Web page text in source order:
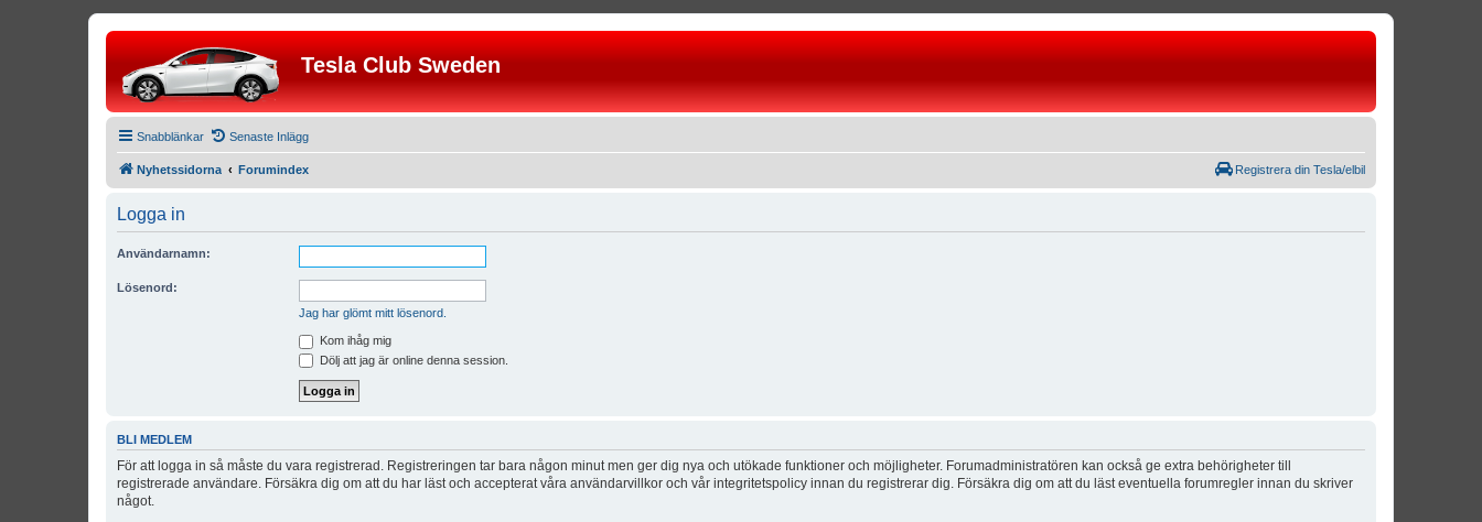
Tesla Club Sweden
Snabblänkar Senaste Inlägg
Nyhetssidorna Forumindex Registrera din Tesla/elbil
Logga in
Användarnamn:
Lösenord:
Jag har glömt mitt lösenord.
Kom ihåg mig
Dölj att jag är online denna session.
BLI MEDLEM
För att logga in så måste du vara registrerad. Registreringen tar bara någon minut men ger dig nya och utökade funktioner och möjligheter. Forumadministratören kan också ge extra behörigheter till
registrerade användare. Försäkra dig om att du har läst och accepterat våra användarvillkor och vår integritetspolicy innan du registrerar dig. Försäkra dig om att du läst eventuella forumregler innan du skriver
något.